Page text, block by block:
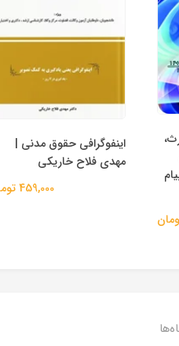
اینفوگرافی حقوق مدنی |
مهدی فلاح خاریکی
459,000 تومان